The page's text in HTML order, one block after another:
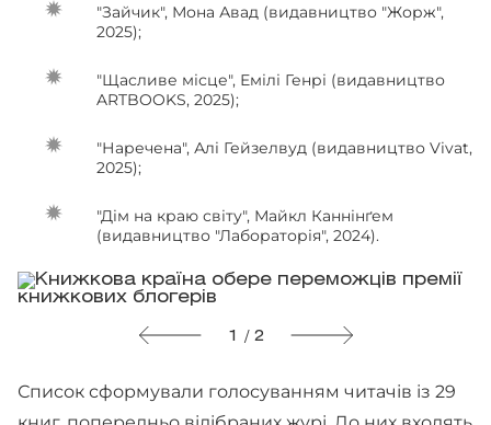
"Зайчик", Мона Авад (видавництво "Жорж",
2025);
"Щасливе місце", Емілі Генрі (видавництво
ARTBOOKS, 2025);
"Наречена", Алі Гейзелвуд (видавництво Vivat,
2025);
"Дім на краю світу", Майкл Каннінґем
(видавництво "Лабораторія", 2024).
1 / 2
Список сформували голосуванням читачів із 29